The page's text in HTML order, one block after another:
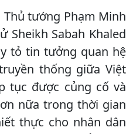
tướng Phạm Minh
Sheikh Sabah Khaled
tỏ tin tưởng quan hệ
thống giữa Việt
tục được củng cố và
nữa trong thời gian
thực cho nhân dân